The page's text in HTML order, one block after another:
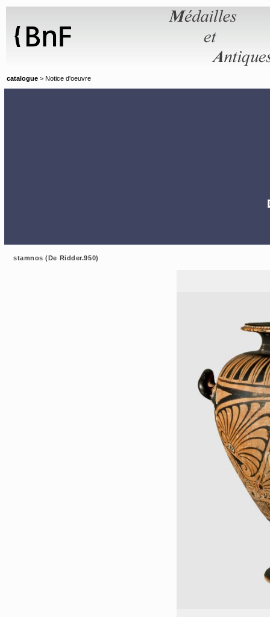
catalogue > Notice d'oeuvre
stamnos (De Ridder.950)